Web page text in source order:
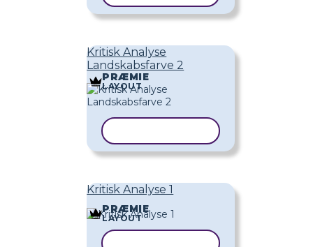
Kritisk Analyse
Landskabsfarve 2
PRÆMIE
LAYOUT
Kritisk Analyse 1
PRÆMIE
LAYOUT